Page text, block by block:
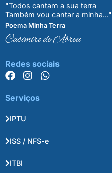
"Todos cantam a sua terra
Também vou cantar a minha..."
Poema Minha Terra
Casimiro de Abreu
Redes sociais
Serviços
IPTU
ISS / NFS-e
ITBI